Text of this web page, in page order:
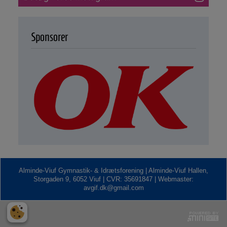
Sponsorer
Alminde-Viuf Gymnastik- & Idrætsforening | Alminde-Viuf Hallen,
Storgaden 9, 6052 Viuf | CVR: 35691847 | Webmaster:
avgif.dk@gmail.com